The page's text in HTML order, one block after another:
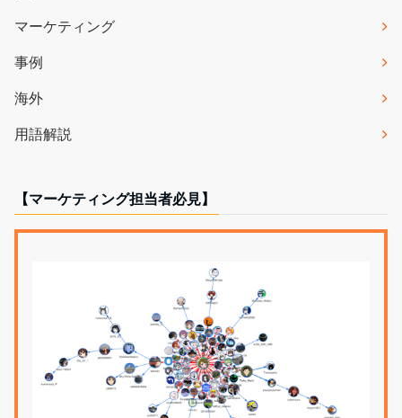
マーケティング
事例
海外
用語解説
【マーケティング担当者必見】